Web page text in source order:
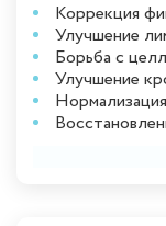
Коррекция
Улучшение
Борьба с
Улучшение